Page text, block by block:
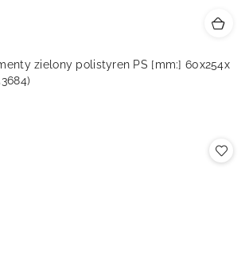
zielony polistyren PS [mm:] 60x254x